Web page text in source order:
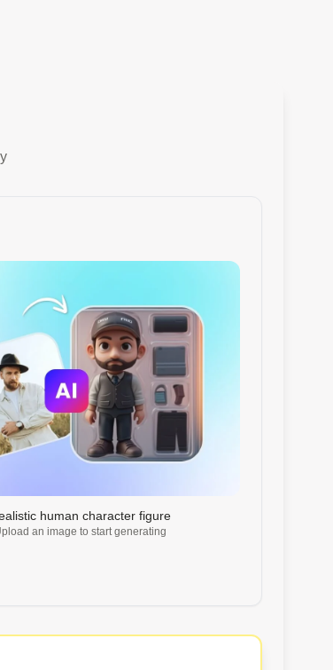
human character figure
an image to start generating